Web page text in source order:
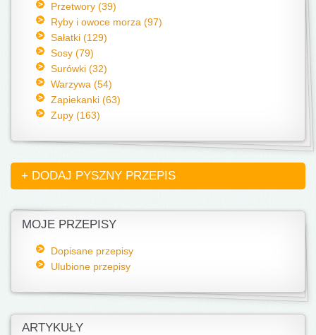
Przetwory (39)
Ryby i owoce morza (97)
Sałatki (129)
Sosy (79)
Surówki (32)
Warzywa (54)
Zapiekanki (63)
Zupy (163)
+ DODAJ PYSZNY PRZEPIS
MOJE PRZEPISY
Dopisane przepisy
Ulubione przepisy
ARTYKUŁY